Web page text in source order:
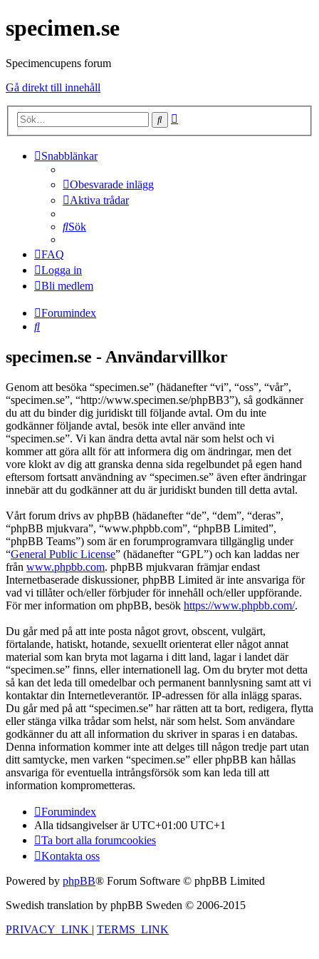
specimen.se
Specimencupens forum
Gå direkt till innehåll
Sök
Snabblänkar
Obesvarade inlägg
Aktiva trådar
Sök
FAQ
Logga in
Bli medlem
Forumindex
Sök
specimen.se - Användarvillkor
Genom att besöka “specimen.se” (hädanefter “vi”, “oss”, “vår”,
“specimen.se”, “http://www.specimen.se/phpBB3”), så godkänner
du att du binder dig juridiskt till följande avtal. Om du inte
godkänner följande avtal, besök inte eller använd inte
“specimen.se”. Vi kan ändra detta avtal när som helst och vi
kommer att göra allt för att informera dig om ändringar, men det
vore klokt av dig att granska denna sida regelbundet på egen hand
eftersom fortsatt användning av “specimen.se” även efter ändringar
innebär att du godkänner att du är juridiskt bunden till detta avtal.
Vårt forum drivs av phpBB (hädanefter “de”, “dem”, “deras”,
“phpBB mjukvara”, “www.phpbb.com”, “phpBB Limited”,
“phpBB Teams”) som är en forumprogramvara tillgänglig under
“General Public License” (hädanefter “GPL”) och kan laddas ner
från www.phpbb.com. phpBB mjukvaran främjar endast
Internetbaserade diskussioner, phpBB Limited är inte ansvariga för
vad vi tillåter och/eller förbjuder för innehåll och/eller uppförande.
För mer information om phpBB, besök https://www.phpbb.com/.
Du går med på att inte posta något grovt, obscent, vulgärt,
förtalande, hatiskt, hotande, sexuellt orienterat eller något annat
material som kan bryta mot lagarna i ditt land, lagar i landet där
“specimen.se” finns, eller internationell lag. Om du bryter mot detta
så kan det leda till omedelbar och permanent bannlysning samt att vi
kontaktar din Internetleverantör. IP-adressen för alla inlägg sparas.
Du går med på att “specimen.se” har rätten att ta bort, redigera, flytta
eller stänga vilka trådar som helst, när som helst. Som användare
godkänner du att all information du skriver in sparas i en databas.
Denna information kommer inte att delges till någon tredje part utan
ditt samtycke, men varken “specimen.se” eller phpBB kan hållas
ansvariga för eventuella intrångsförsök som kan leda till att
information komprometteras.
Forumindex
Alla tidsangivelser är UTC+01:00 UTC+1
Ta bort alla forumcookies
Kontakta oss
Powered by phpBB® Forum Software © phpBB Limited
Swedish translation by phpBB Sweden © 2006-2015
PRIVACY_LINK | TERMS_LINK